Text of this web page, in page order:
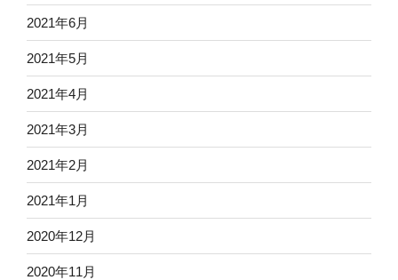
2021年6月
2021年5月
2021年4月
2021年3月
2021年2月
2021年1月
2020年12月
2020年11月